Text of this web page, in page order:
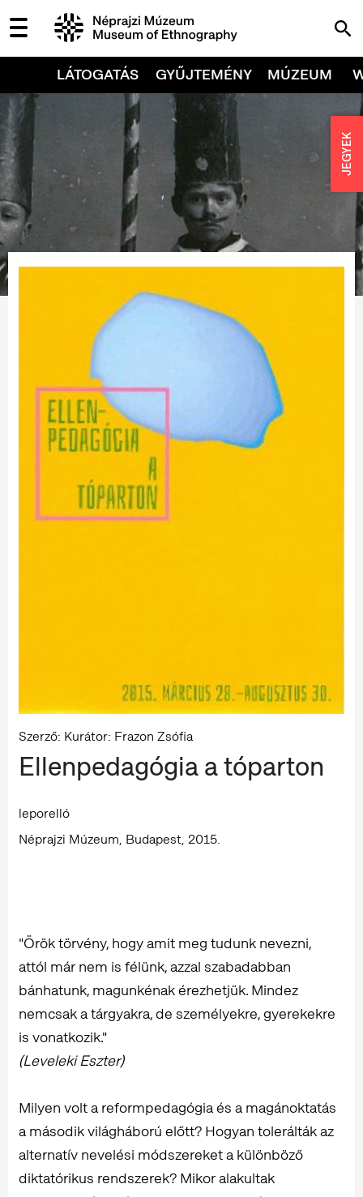
LÁTOGATÁS GYŰJTEMÉNY MÚZEUM
Szerző: Kurátor: Frazon Zsófia
Ellenpedagógia a tóparton
leporelló
Néprajzi Múzeum, Budapest, 2015.
"Örök törvény, hogy amit meg tudunk nevezni,
attól már nem is félünk, azzal szabadabban
bánhatunk, magunkénak érezhetjük. Mindez
nemcsak a tárgyakra, de személyekre, gyerekekre
is vonatkozik."
(Leveleki Eszter)
Milyen volt a reformpedagógia és a magánoktatás
a második világháború előtt? Hogyan tolerálták az
alternatív nevelési módszereket a különböző
diktatórikus rendszerek? Mikor alakultak
JEGYEK